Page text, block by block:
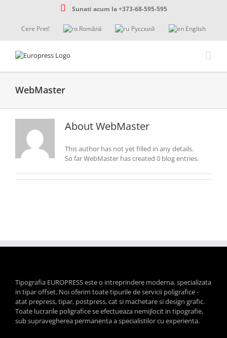
Sunati acum la +373-68-595-595
Cere Pret! Română Русский English
WebMaster
AboutWebMaster
This author has not yet filled in any details.
So far WebMaster has created 0 blog entries.
Tipografia EUROPRESS este o intreprindere moderna, specializata
in tipar offset. Noi oferim toate tipurile de servicii poligrafice -
atat prepress, tipar, postpress, cat si machetare si design grafic.
Toate lucrarile poligrafice se efectueaza nemijlocit in tipografie,
sub supravegherea permanenta a specialistilor cu experienta.